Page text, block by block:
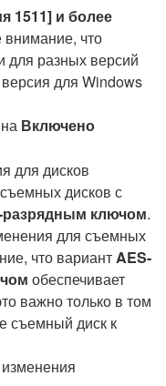
1511] и более
внимание, что
для разных версий
для Windows
Включено
для дисков
дисков с
разрядным ключом.
для съемных
что вариантAES-
обеспечивает
важно только в том
съемный диск к